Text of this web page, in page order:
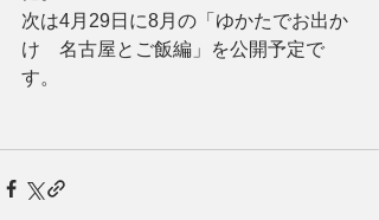
次は4月29日に8月の「ゆかたでお出か
け　名古屋とご飯編」を公開予定で
す。